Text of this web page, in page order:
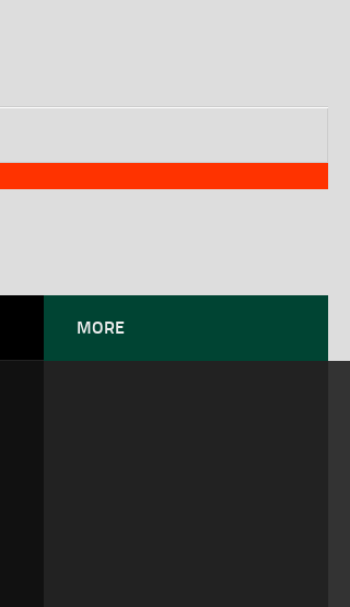
MORE